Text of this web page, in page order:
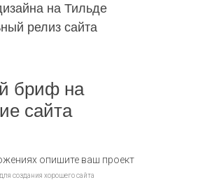
на Тильде
релиз сайта
бриф на
сайта
опишите ваш проект
создания хорошего сайта
на сайте,
персональных данных.